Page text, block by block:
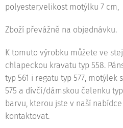
polyester,velikost motýlku 7 cm,
Zboží převážně na objednávku.
K tomuto výrobku můžete ve
chlapeckou kravatu typ 558.
typ 561 i regatu typ 577,
575 a dívčí/dámskou čelenku
barvu, kterou jste v naší
kontaktovat.